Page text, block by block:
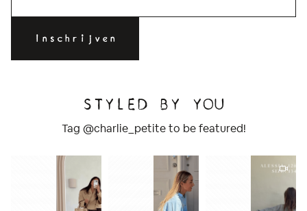
STYLED BY YOU
Tag @charlie_petite to be featured!